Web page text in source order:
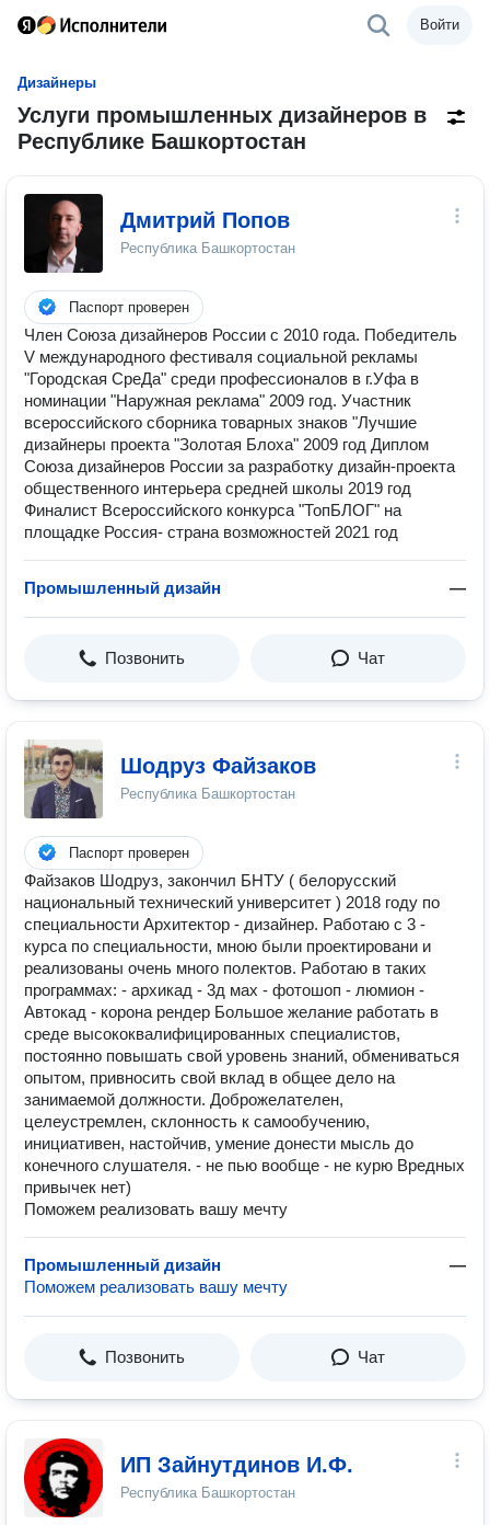
Войти
Дизайнеры
Услуги промышленных дизайнеров в
Республике Башкортостан
Дмитрий Попов
Республика Башкортостан
Паспорт проверен
Член Союза дизайнеров России с 2010 года. Победитель
V международного фестиваля социальной рекламы
"Городская СреДа" среди профессионалов в г.Уфа в
номинации "Наружная реклама" 2009 год. Участник
всероссийского сборника товарных знаков "Лучшие
дизайнеры проекта "Золотая Блоха" 2009 год Диплом
Союза дизайнеров России за разработку дизайн-проекта
общественного интерьера средней школы 2019 год
Финалист Всероссийского конкурса "ТопБЛОГ" на
площадке Россия- страна возможностей 2021 год
Промышленный дизайн —
Позвонить Чат
Шодруз Файзаков
Республика Башкортостан
Паспорт проверен
Файзаков Шодруз, закончил БНТУ ( белорусский
национальный технический университет ) 2018 году по
специальности Архитектор - дизайнер. Работаю с 3 -
курса по специальности, мною были проектировани и
реализованы очень много полектов. Работаю в таких
программах: - архикад - 3д мах - фотошоп - люмион -
Автокад - корона рендер Большое желание работать в
среде высококвалифицированных специалистов,
постоянно повышать свой уровень знаний, обмениваться
опытом, привносить свой вклад в общее дело на
занимаемой должности. Доброжелателен,
целеустремлен, склонность к самообучению,
инициативен, настойчив, умение донести мысль до
конечного слушателя. - не пью вообще - не курю Вредных
привычек нет)
Поможем реализовать вашу мечту
Промышленный дизайн
—
Поможем реализовать вашу мечту
Позвонить Чат
ИП Зайнутдинов И.Ф.
Республика Башкортостан